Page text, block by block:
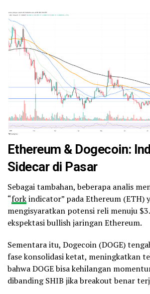
Ethereum & Dogecoin:
Sidecar di Pasar
Sebagai tambahan, beberapa analis
“forkindicator” pada Ethereum (ETH)
mengisyaratkan potensi reli menuju
ekspektasi bullish jaringan Ethereum.
Sementara itu, Dogecoin (DOGE)
fase konsolidasi ketat, meningkatkan
bahwa DOGE bisa kehilangan
dibanding SHIB jika breakout benar